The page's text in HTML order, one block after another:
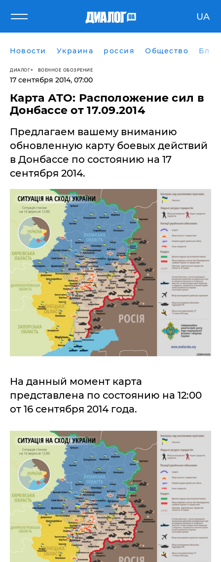
UA
Новости Украина россия Общество
ДИАЛОГ ВОЕННОЕ ОБОЗРЕНИЕ
17 сентября 2014, 07:00
Карта АТО: Расположение сил в
Донбассе от 17.09.2014
Предлагаем вашему вниманию
обновленную карту боевых действий
в Донбассе по состоянию на 17
сентября 2014.
На данный момент карта
представлена по состоянию на 12:00
от 16 сентября 2014 года.